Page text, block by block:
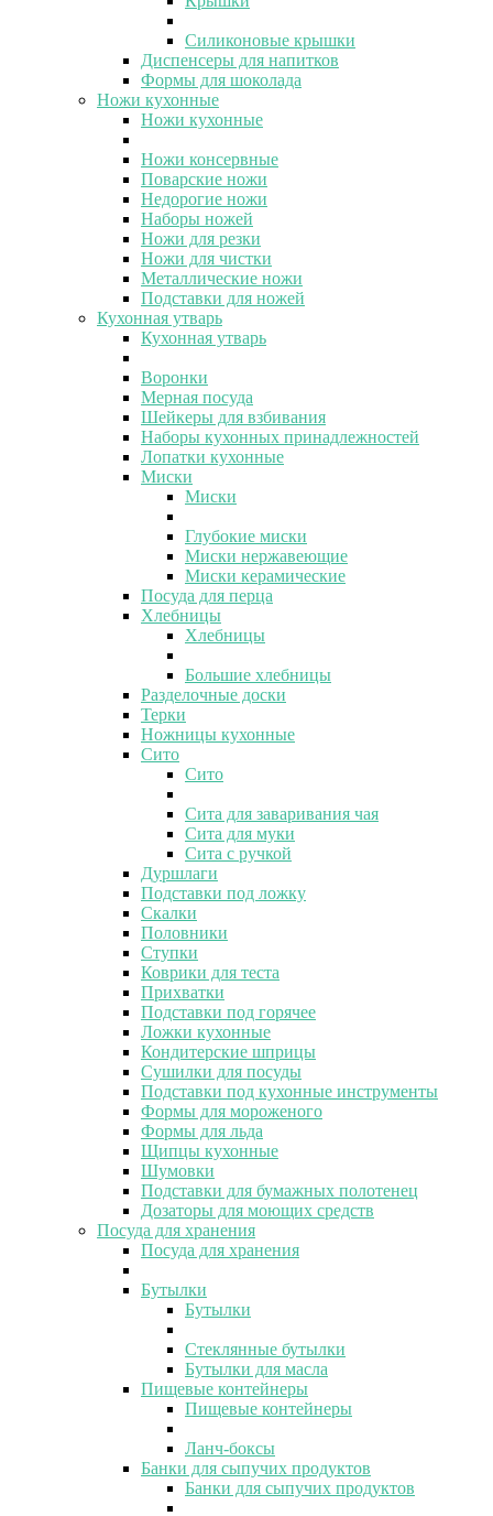
Силиконовые крышки
Диспенсеры для напитков
Формы для шоколада
Ножи кухонные
Ножи кухонные
Ножи консервные
Поварские ножи
Недорогие ножи
Наборы ножей
Ножи для резки
Ножи для чистки
Металлические ножи
Подставки для ножей
Кухонная утварь
Кухонная утварь
Воронки
Мерная посуда
Шейкеры для взбивания
Наборы кухонных принадлежностей
Лопатки кухонные
Миски
Миски
Глубокие миски
Миски нержавеющие
Миски керамические
Посуда для перца
Хлебницы
Хлебницы
Большие хлебницы
Разделочные доски
Терки
Ножницы кухонные
Сито
Сито
Сита для заваривания чая
Сита для муки
Сита с ручкой
Дуршлаги
Подставки под ложку
Скалки
Половники
Ступки
Коврики для теста
Прихватки
Подставки под горячее
Ложки кухонные
Кондитерские шприцы
Сушилки для посуды
Подставки под кухонные инструменты
Формы для мороженого
Формы для льда
Щипцы кухонные
Шумовки
Подставки для бумажных полотенец
Дозаторы для моющих средств
Посуда для хранения
Посуда для хранения
Бутылки
Бутылки
Стеклянные бутылки
Бутылки для масла
Пищевые контейнеры
Пищевые контейнеры
Ланч-боксы
Банки для сыпучих продуктов
Банки для сыпучих продуктов